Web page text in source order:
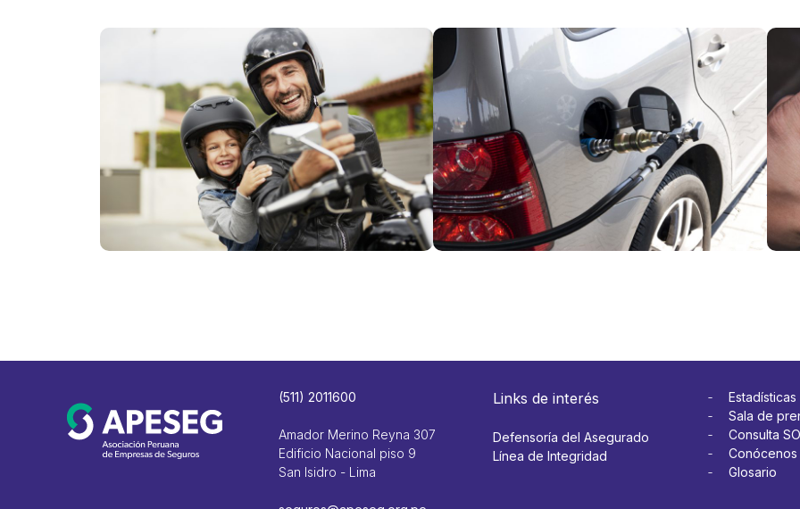
5 tips para
evitar
accidentes
en
motocicleta
Ver más
mi
Ver
(511) 2011600
Amador Merino Reyna 307
Edificio Nacional piso 9
San Isidro - Lima
Links de interés
Defensoría del Asegurado
Línea de Integridad
Estadísticas
Sala de
Consulta
Conócenos
Glosario